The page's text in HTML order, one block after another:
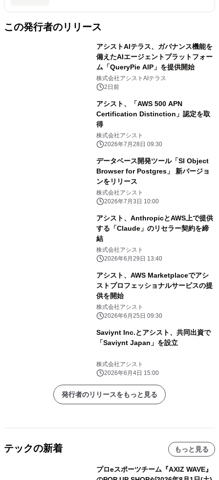
この発行者のリリース
アシストAIテラス、ガバナンス機能を
備えたAIエージェントプラットフォー
ム「QueryPie AIP」を提供開始
株式会社アシストAIテラス
2日前
アシスト、「AWS 500 APN
Certification Distinction」認定を取
得
株式会社アシスト
2026年7月28日 09:30
データベース開発ツール「SI Object
Browser for Postgres」 新バージョ
ンをリリース
株式会社アシスト
2026年7月3日 10:00
アシスト、AnthropicとAWS上で提供
する「Claude」のリセラー契約を締
結
株式会社アシスト
2026年6月29日 13:40
アシスト、AWS Marketplaceでアシ
ストプロフェッショナルサービスの提
供を開始
株式会社アシスト
2026年6月25日 09:30
Saviynt Inc.とアシスト、共同出資で
「Saviynt Japan」を設立
株式会社アシスト
2026年6月4日 15:00
発行者のリリースをもっと見る
テックの新着 もっと見る
プロeスポーツチーム『AXIZ WAVE』